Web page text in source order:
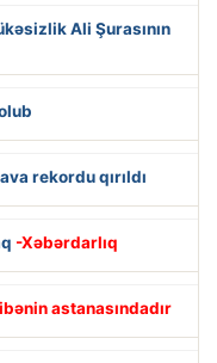
Ali Şurasının
rekordu qırıldı
-Xəbərdarlıq
astanasındadır